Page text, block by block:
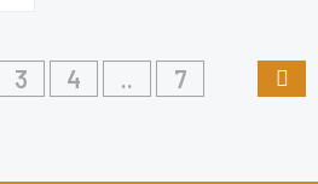
3 4 .. 7